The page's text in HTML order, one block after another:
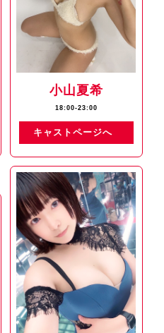
小山夏希
18:00-23:00
キャストページへ